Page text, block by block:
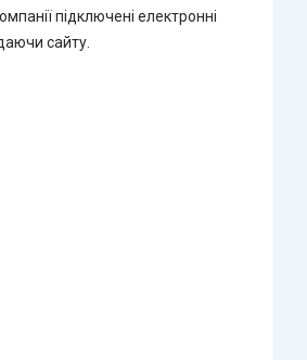
підключені електронні
сайту.